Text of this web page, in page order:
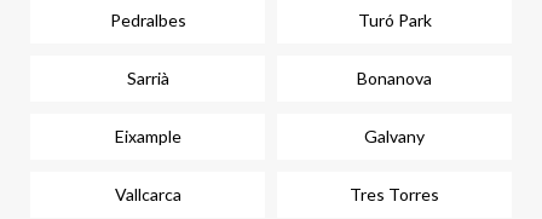
Pedralbes Turó Park
Sarrià Bonanova
Eixample Galvany
Vallcarca Tres Torres